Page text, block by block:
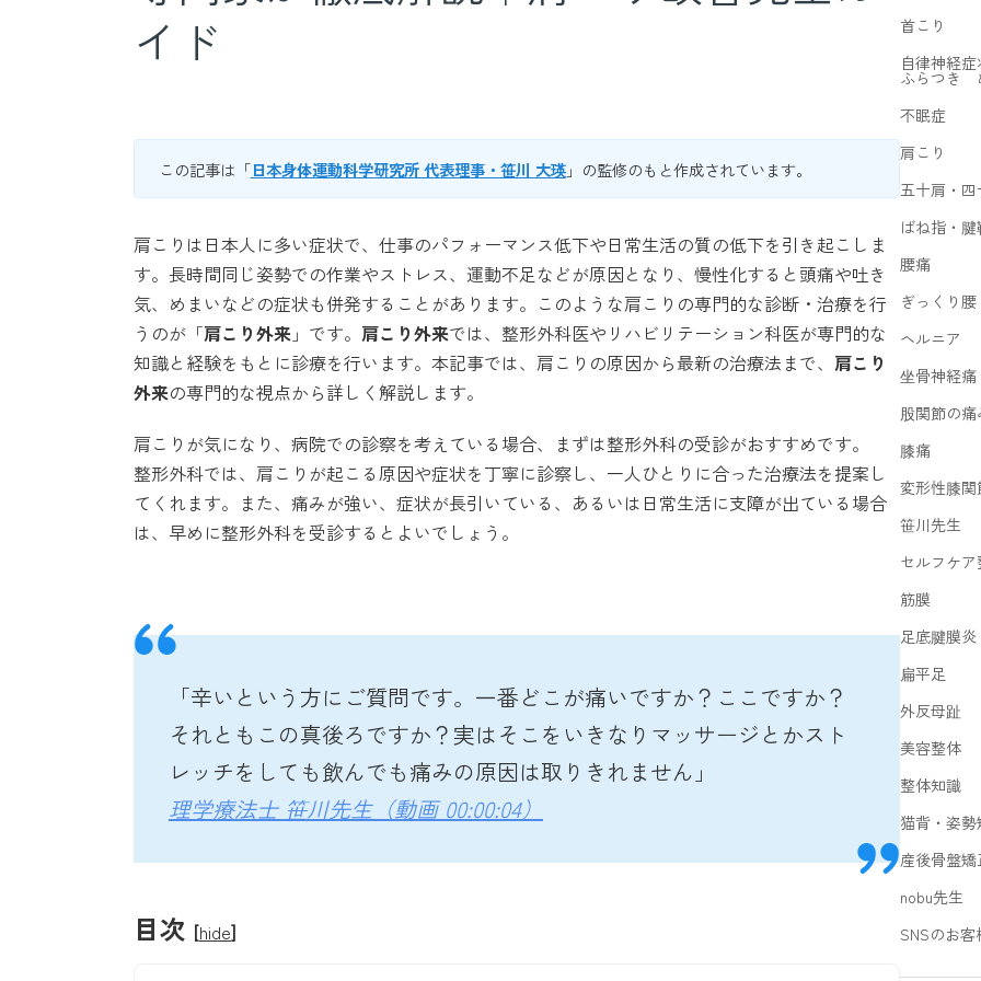
イド
この記事は「日本身体運動科学研究所 代表理事・笹川 大瑛」の監修のもと作成されています。
肩こりは日本人に多い症状で、仕事のパフォーマンス低下や日常生活の質の低下を引き起こしま
す。長時間同じ姿勢での作業やストレス、運動不足などが原因となり、慢性化すると頭痛や吐き
気、めまいなどの症状も併発することがあります。このような肩こりの専門的な診断・治療を行
うのが「肩こり外来 」です。 肩こり外来では、整形外科医やリハビリテーション科医が専門的な
知識と経験をもとに診療を行います。本記事では、肩こりの原因から最新の治療法まで、 肩こり
外来の専門的な視点から詳しく解説します。
肩こりが気になり、病院での診察を考えている場合、まずは整形外科の受診がおすすめです。
整形外科では、肩こりが起こる原因や症状を丁寧に診察し、一人ひとりに合った治療法を提案し
てくれます。また、痛みが強い、症状が長引いている、あるいは日常生活に支障が出ている場合
は、早めに整形外科を受診するとよいでしょう。
「辛いという方にご質問です。一番どこが痛いですか？ここですか？
それともこの真後ろですか？実はそこをいきなりマッサージとかスト
レッチをしても飲んでも痛みの原因は取りきれません」
理学療法士 笹川先生（動画 00:00:04）
目次 [hide]
首こり
自律神経症
ふらつき
不眠症
肩こり
五十肩・四
ばね指・
腰痛
ぎっくり腰
ヘルニア
坐骨神経痛
股関節の痛
膝痛
変形性膝関
笹川先生
セルフケア
筋膜
足底腱膜炎
扁平足
外反母趾
美容整体
整体知識
猫背・姿勢
産後骨盤矯
nobu先生
SNSのお